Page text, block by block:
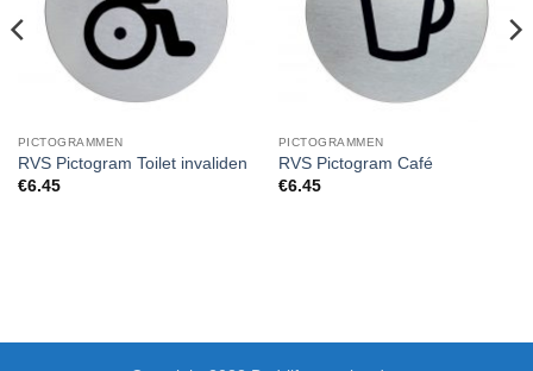
PICTOGRAMMEN
RVS Pictogram Toilet invaliden
€6.45
PICTOGRAMMEN
RVS Pictogram Café
€6.45